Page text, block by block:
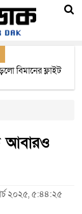
বিমানের ফ্লাইট
আবারও
২০২৫, ৫:৪৪:২৫